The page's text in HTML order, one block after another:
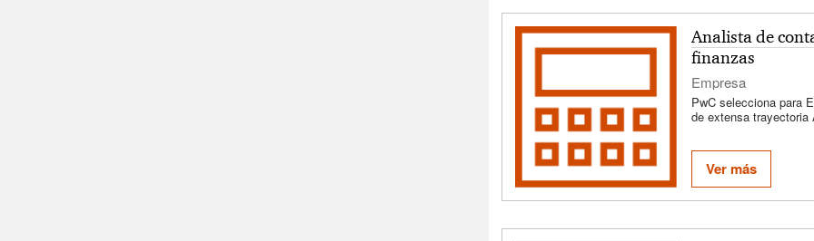
Analista de
finanzas
Empresa
PwC selecciona para
de extensa trayectoria
Ver más